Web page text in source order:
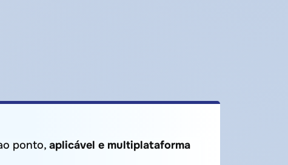
ponto, aplicável e multiplataforma